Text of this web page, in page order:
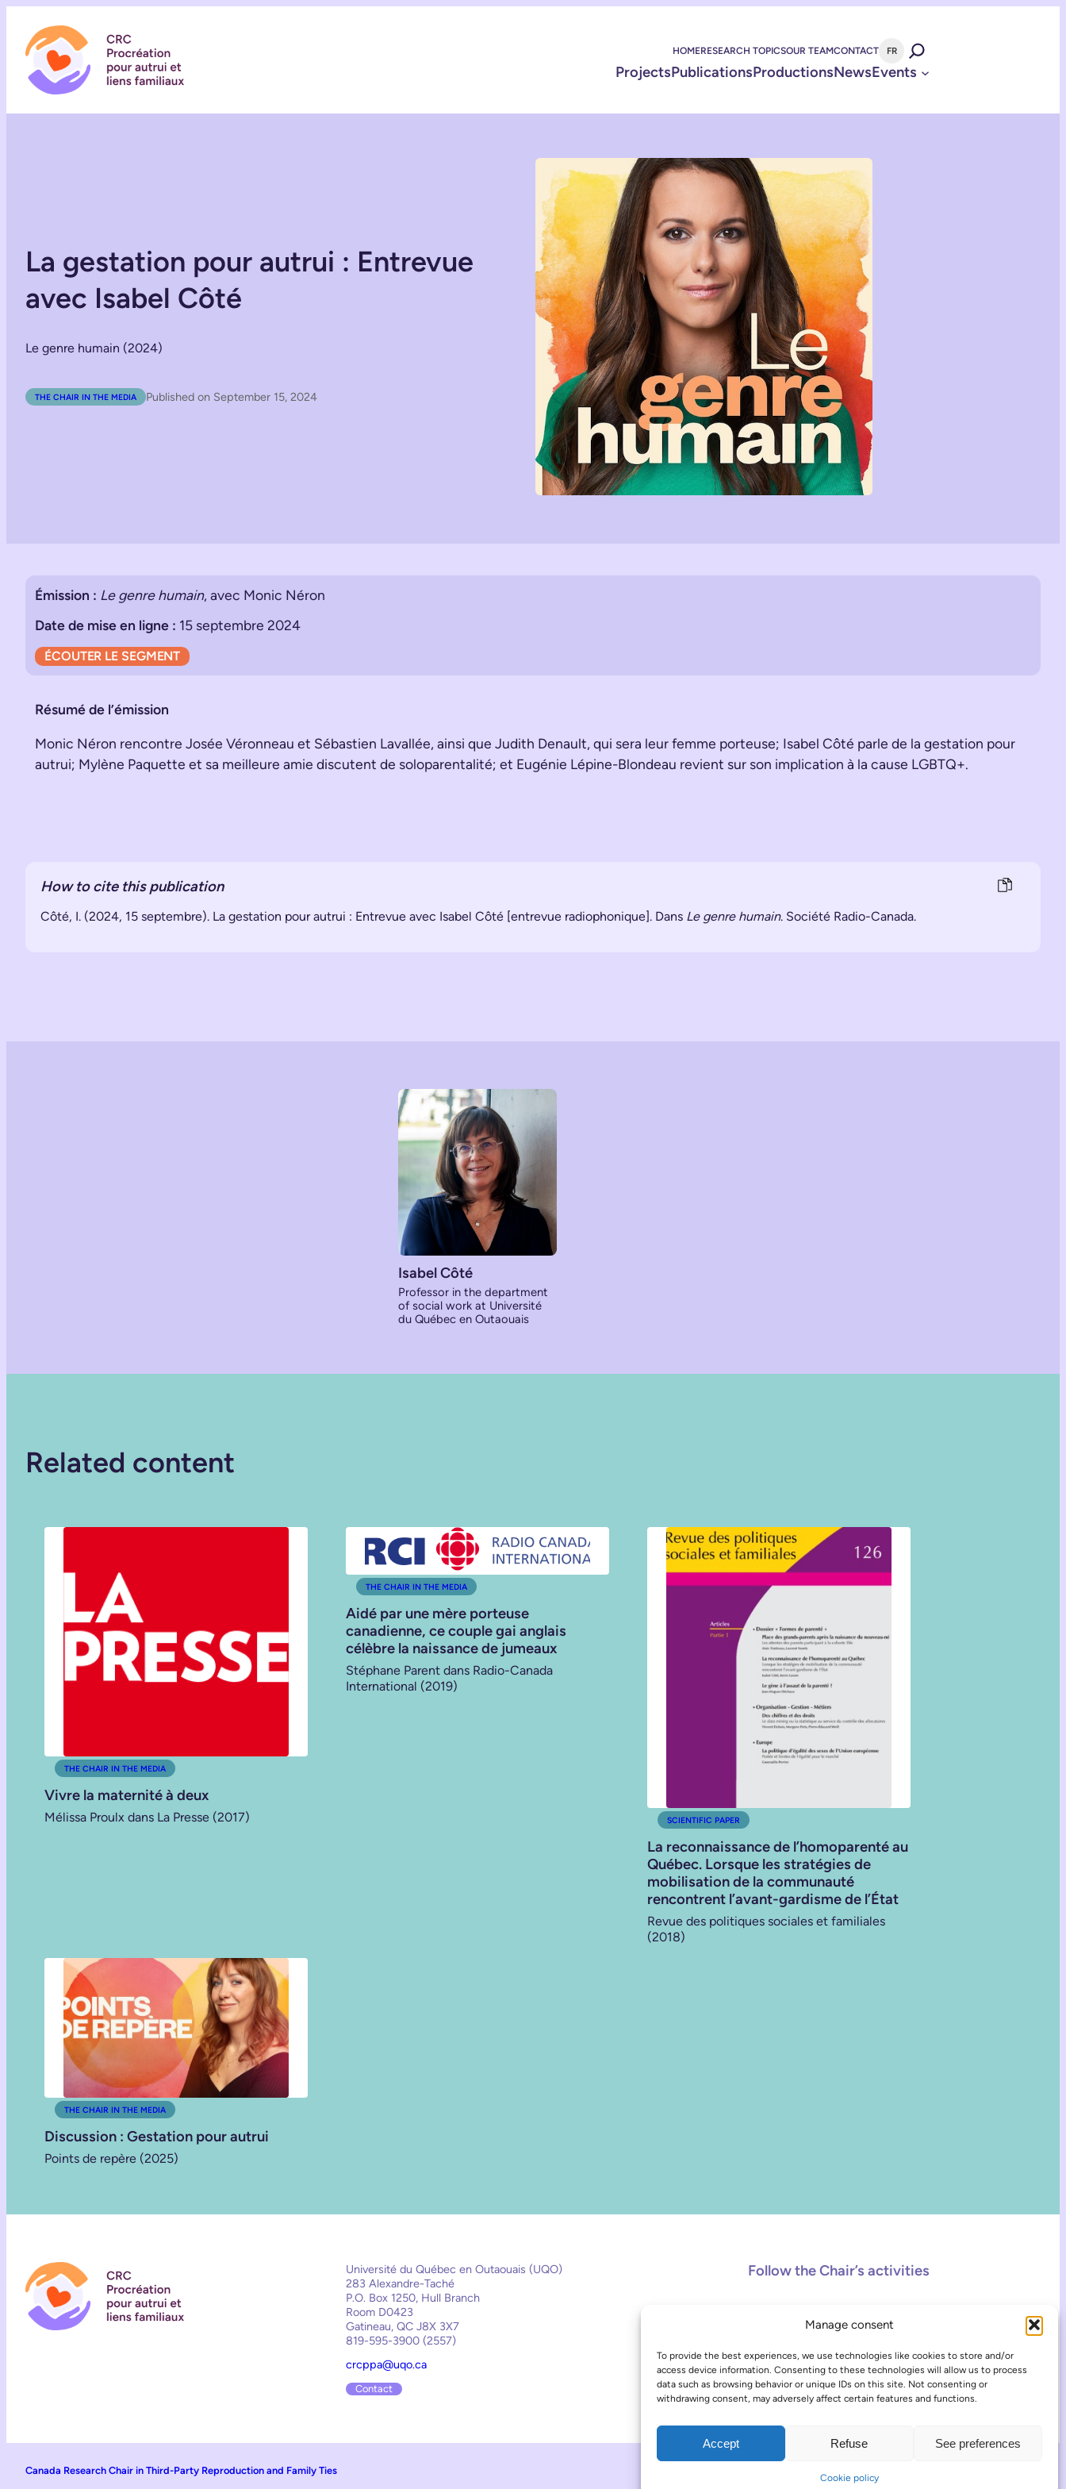
Manage consent
To provide the best experiences, we use technologies like cookies to store and/or
access device information. Consenting to these technologies will allow us to process
data such as browsing behavior or unique IDs on this site. Not consenting or
withdrawing consent, may adversely affect certain features and functions.
Accept Refuse See preferences
Cookie policy
HOMERESEARCH TOPICSOUR TEAMCONTACT FR
ProjectsPublicationsProductionsNewsEvents
La gestation pour autrui : Entrevue
avec Isabel Côté
Le genre humain (2024)
THE CHAIR IN THE MEDIA Published on September 15, 2024
Émission : Le genre humain, avec Monic Néron
Date de mise en ligne : 15 septembre 2024
ÉCOUTER LE SEGMENT
Résumé de l’émission
Monic Néron rencontre Josée Véronneau et Sébastien Lavallée, ainsi que Judith Denault, qui sera leur femme porteuse; Isabel Côté parle de la gestation pour
autrui; Mylène Paquette et sa meilleure amie discutent de soloparentalité; et Eugénie Lépine-Blondeau revient sur son implication à la cause LGBTQ+.
How to cite this publication
Côté, I. (2024, 15 septembre). La gestation pour autrui : Entrevue avec Isabel Côté [entrevue radiophonique]. Dans Le genre humain. Société Radio-Canada.
Isabel Côté
Professor in the department
of social work at Université
du Québec en Outaouais
Related content
THE CHAIR IN THE MEDIA
Vivre la maternité à deux
Mélissa Proulx dans La Presse (2017)
THE CHAIR IN THE MEDIA
Aidé par une mère porteuse
canadienne, ce couple gai anglais
célèbre la naissance de jumeaux
Stéphane Parent dans Radio-Canada
International (2019)
SCIENTIFIC PAPER
La reconnaissance de l’homoparenté au
Québec. Lorsque les stratégies de
mobilisation de la communauté
rencontrent l’avant-gardisme de l’État
Revue des politiques sociales et familiales
(2018)
THE CHAIR IN THE MEDIA
Discussion : Gestation pour autrui
Points de repère (2025)
Université du Québec en Outaouais (UQO)
283 Alexandre-Taché
P.O. Box 1250, Hull Branch
Room D0423
Gatineau, QC J8X 3X7
819-595-3900 (2557)
crcppa@uqo.ca
Contact
Follow the Chair’s activities
Facebook Instagram
Canada Research Chair in Third-Party Reproduction and Family Ties